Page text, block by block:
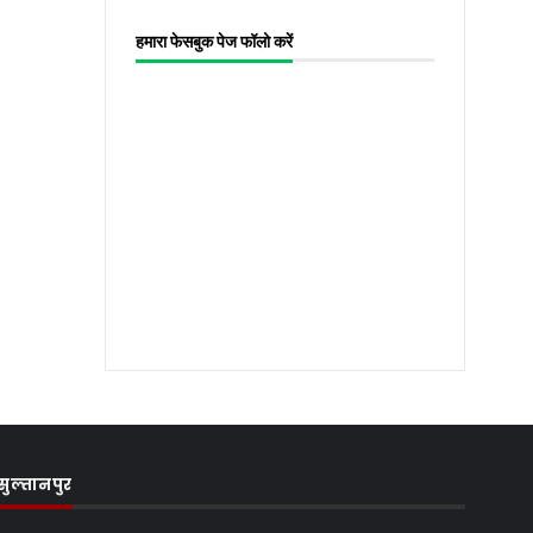
हमारा फेसबुक पेज फॉलो करें